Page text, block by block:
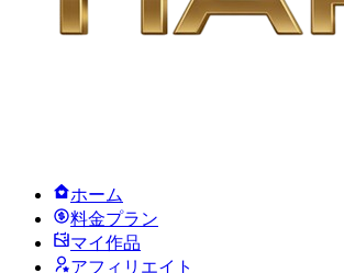
ホーム
料金プラン
マイ作品
アフィリエイト